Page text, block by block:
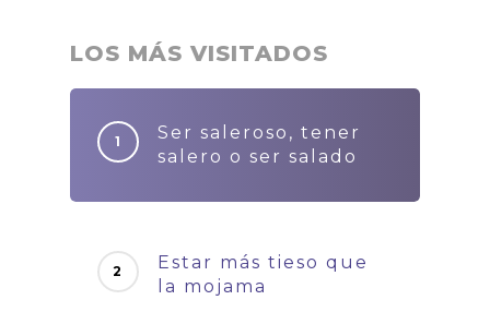
LOS MÁS VISITADOS
Ser saleroso, tener
salero o ser salado
Estar más tieso que
la mojama